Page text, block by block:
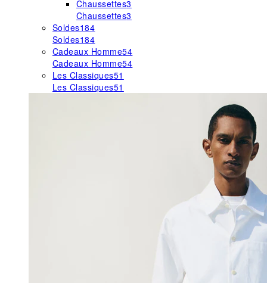
Chaussettes3
Chaussettes3
Soldes184
Soldes184
Cadeaux Homme54
Cadeaux Homme54
Les Classiques51
Les Classiques51